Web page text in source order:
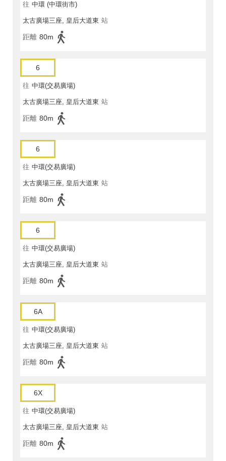
往 中環 (中環街市)
太古廣場三座, 皇后大道東 站
距離 80m
6
往 中環(交易廣場)
太古廣場三座, 皇后大道東 站
距離 80m
6
往 中環(交易廣場)
太古廣場三座, 皇后大道東 站
距離 80m
6
往 中環(交易廣場)
太古廣場三座, 皇后大道東 站
距離 80m
6A
往 中環(交易廣場)
太古廣場三座, 皇后大道東 站
距離 80m
6X
往 中環(交易廣場)
太古廣場三座, 皇后大道東 站
距離 80m